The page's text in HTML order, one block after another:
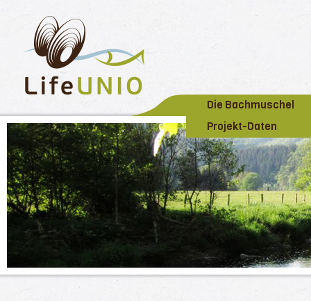
Die Bachmuschel
Projekt-Daten